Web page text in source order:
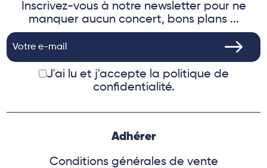
Inscrivez-vous à notre newsletter pour ne
manquer aucun concert, bons plans ...
J'ai lu et j'accepte la politique de
confidentialité.
Adhérer
Conditions générales de vente